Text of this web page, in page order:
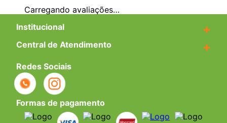
Avaliações
Carregando…
Faça login para escrever uma avaliação.
Mais recentes